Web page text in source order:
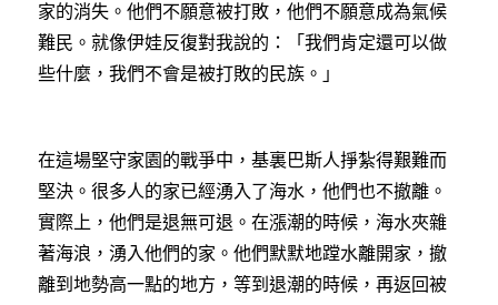
家的消失。他們不願意被打敗，他們不願意成為氣候
難民。就像伊娃反復對我說的：「我們肯定還可以做
些什麼，我們不會是被打敗的民族。」
在這場堅守家園的戰爭中，基裏巴斯人掙紮得艱難而
堅決。很多人的家已經湧入了海水，他們也不撤離。
實際上，他們是退無可退。在漲潮的時候，海水夾雜
著海浪，湧入他們的家。他們默默地蹚水離開家，撤
離到地勢高一點的地方，等到退潮的時候，再返回被